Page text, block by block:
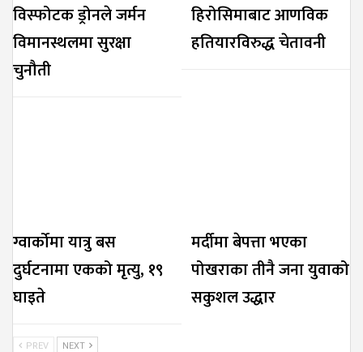
विस्फोटक ड्रोनले जर्मन
विमानस्थलमा सुरक्षा
चुनौती
हिरोसिमाबाट आणविक
हतियारविरुद्ध चेतावनी
ग्वार्कोमा यात्रु बस
दुर्घटनामा एकको मृत्यु, १९
घाइते
मर्दीमा बेपत्ता भएका
पोखराका तीनै जना युवाको
सकुशल उद्धार
PREV NEXT